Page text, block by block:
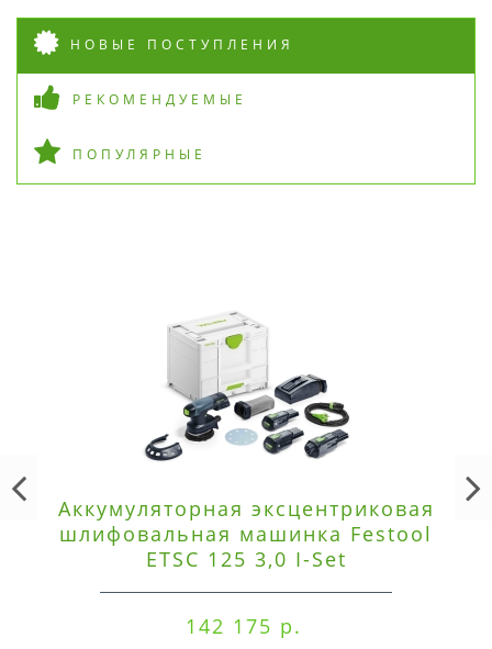
НОВЫЕ ПОСТУПЛЕНИЯ
РЕКОМЕНДУЕМЫЕ
ПОПУЛЯРНЫЕ
Аккумуляторная эксцентриковая
шлифовальная машинка Festool
ETSC 125 3,0 I-Set
142 175 р.